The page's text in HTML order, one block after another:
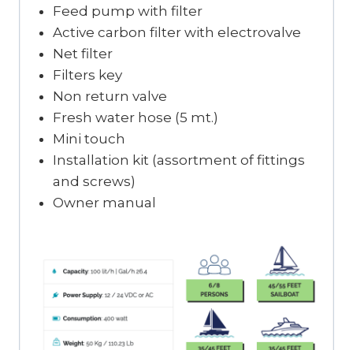
Feed pump with filter
Active carbon filter with electrovalve
Net filter
Filters key
Non return valve
Fresh water hose (5 mt.)
Mini touch
Installation kit (assortment of fittings
and screws)
Owner manual